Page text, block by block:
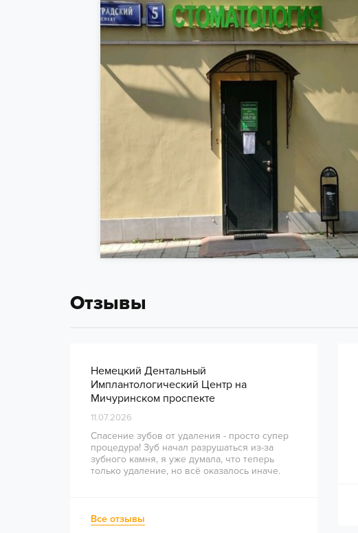
Отзывы
Немецкий Дентальный
Имплантологический Центр на
Мичуринском проспекте
11.07.2026
Спасение зубов от удаления - просто супер
процедура! Зуб начал разрушаться из-за
зубного камня, я уже думала, что теперь
только удаление, но всё оказалось иначе.
Все отзывы